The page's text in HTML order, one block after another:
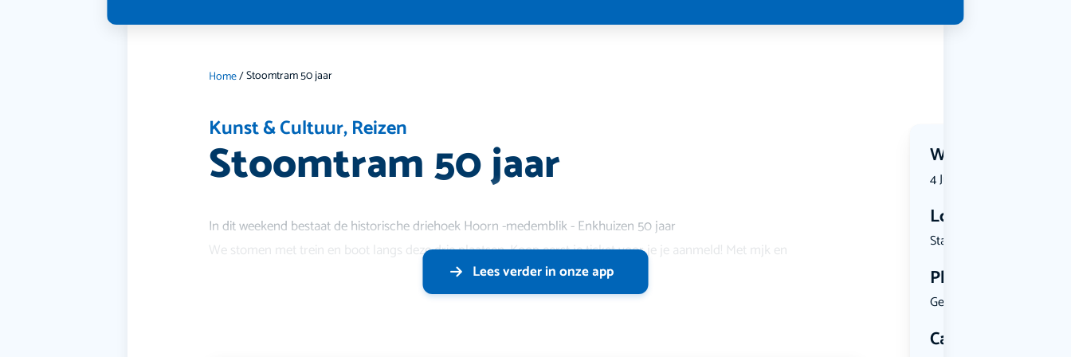
Home/Stoomtram 50 jaar
Kunst & Cultuur,Reizen
Stoomtram 50 jaar Wanneer?
4 July 2026 | 11:10
Locatie
Stationspl...
Plekken
Geen limiet
Categorie
In dit weekend bestaat de historische driehoek Hoorn -medemblik - Enkhuizen 50 jaar
We stomen met trein en boot langs deze drie plaatsen. Koop eerst je ticket voor je je aanmeld! Met mjk en
Lees verder in onze app